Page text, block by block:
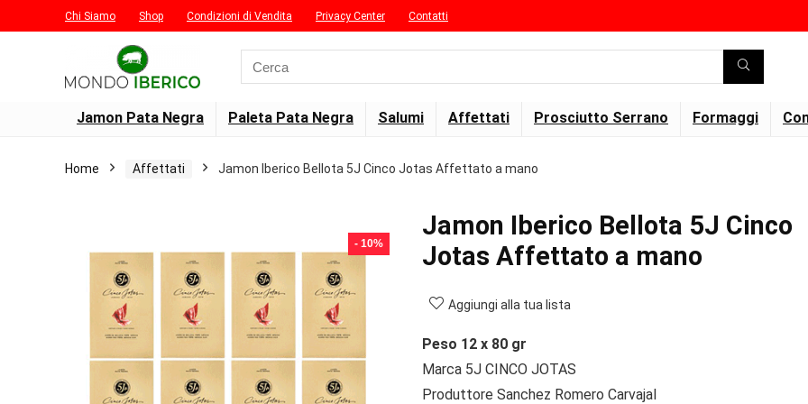
Chi Siamo Shop Condizioni di Vendita Privacy Center Contatti
for:
Jamon Pata Negra Paleta Pata Negra Salumi Affettati Prosciutto Serrano Formaggi
Home Affettati Jamon Iberico Bellota 5J Cinco Jotas Affettato a mano
- 10%
Jamon Iberico Bellota 5J Cinco
Jotas Affettato a mano
Aggiungi alla tua lista
Peso 12 x 80 gr
Marca 5J CINCO JOTAS
Produttore Sanchez Romero Carvajal